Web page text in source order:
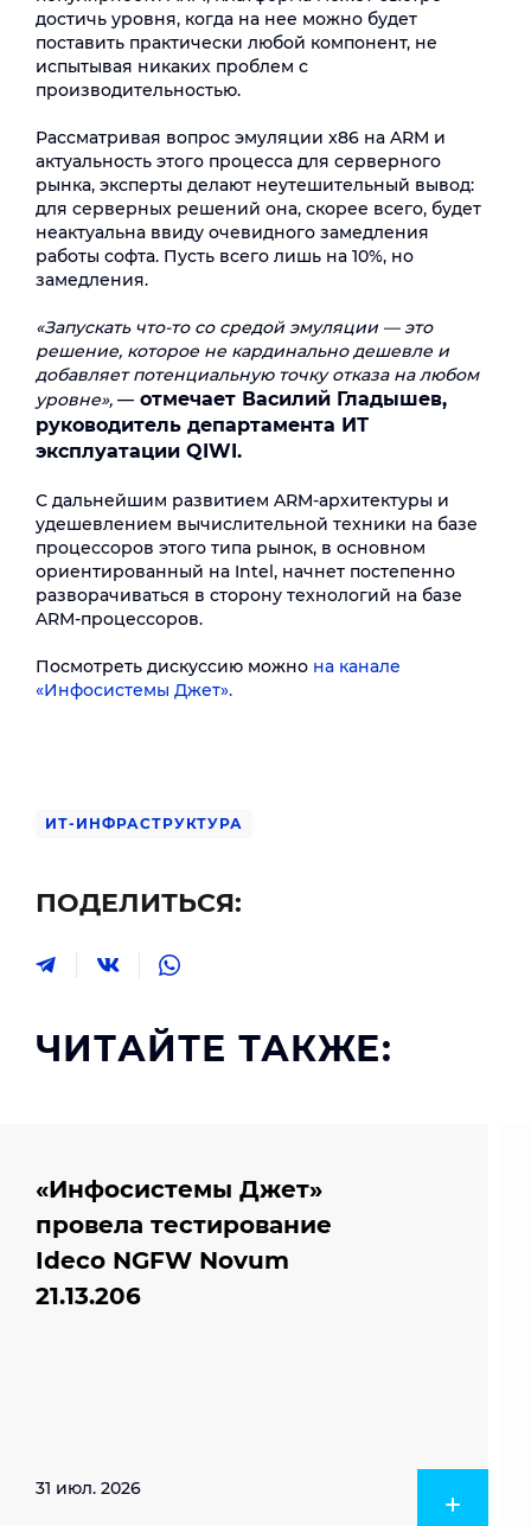
достичь уровня, когда на нее можно будет
поставить практически любой компонент, не
испытывая никаких проблем с
производительностью.
Рассматривая вопрос эмуляции x86 на ARM и
актуальность этого процесса для серверного
рынка, эксперты делают неутешительный вывод:
для серверных решений она, скорее всего, будет
неактуальна ввиду очевидного замедления
работы софта. Пусть всего лишь на 10%, но
замедления.
«Запускать что-то со средой эмуляции — это
решение, которое не кардинально дешевле и
добавляет потенциальную точку отказа на любом
уровне», — отмечает Василий Гладышев,
руководитель департамента ИТ
эксплуатации QIWI.
С дальнейшим развитием ARM-архитектуры и
удешевлением вычислительной техники на базе
процессоров этого типа рынок, в основном
ориентированный на Intel, начнет постепенно
разворачиваться в сторону технологий на базе
ARM-процессоров.
Посмотреть дискуссию можно на канале
«Инфосистемы Джет».
ИТ-ИНФРАСТРУКТУРА
ПОДЕЛИТЬСЯ:
ЧИТАЙТЕ ТАКЖЕ:
«Инфосистемы Джет»
провела тестирование
Ideco NGFW Novum
21.13.206
31 июл. 2026